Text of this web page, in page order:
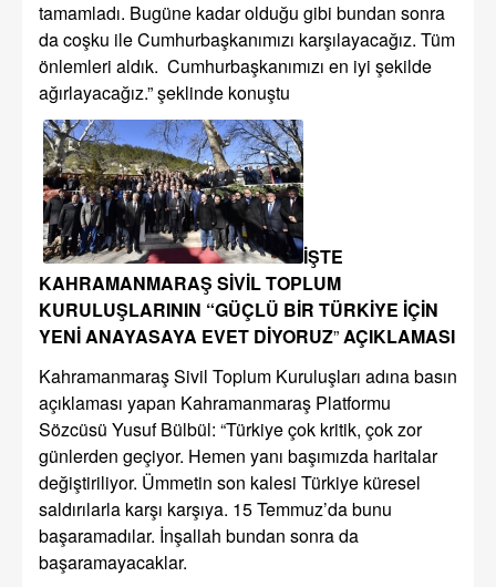
tamamladı. Bugüne kadar olduğu gibi bundan sonra
da coşku ile Cumhurbaşkanımızı karşılayacağız. Tüm
önlemleri aldık. Cumhurbaşkanımızı en iyi şekilde
ağırlayacağız.” şeklinde konuştu
İŞTE
KAHRAMANMARAŞ SİVİL TOPLUM
KURULUŞLARININ “GÜÇLÜ BİR TÜRKİYE İÇİN
YENİ ANAYASAYA EVET DİYORUZ” AÇIKLAMASI
Kahramanmaraş Sivil Toplum Kuruluşları adına basın
açıklaması yapan Kahramanmaraş Platformu
Sözcüsü Yusuf Bülbül: “Türkiye çok kritik, çok zor
günlerden geçiyor. Hemen yanı başımızda haritalar
değiştiriliyor. Ümmetin son kalesi Türkiye küresel
saldırılarla karşı karşıya. 15 Temmuz’da bunu
başaramadılar. İnşallah bundan sonra da
başaramayacaklar.